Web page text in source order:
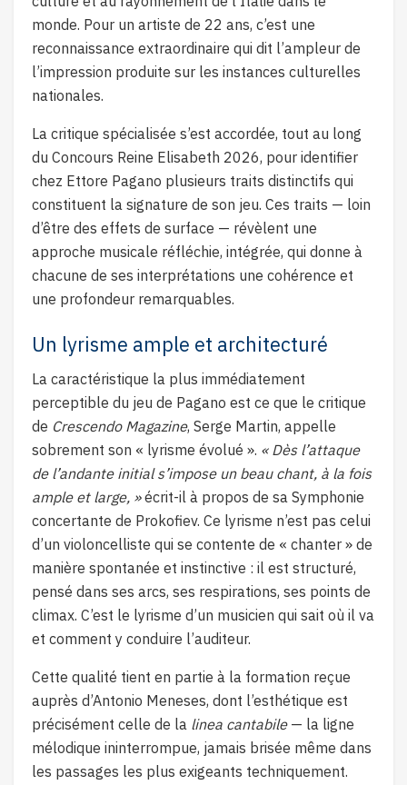
monde. Pour un artiste de 22 ans, c’est une
reconnaissance extraordinaire qui dit l’ampleur de
l’impression produite sur les instances culturelles
nationales.
La critique spécialisée s’est accordée, tout au long
du Concours Reine Elisabeth 2026, pour identifier
chez Ettore Pagano plusieurs traits distinctifs qui
constituent la signature de son jeu. Ces traits — loin
d’être des effets de surface — révèlent une
approche musicale réfléchie, intégrée, qui donne à
chacune de ses interprétations une cohérence et
une profondeur remarquables.
Un lyrisme ample et architecturé
La caractéristique la plus immédiatement
perceptible du jeu de Pagano est ce que le critique
de Crescendo Magazine, Serge Martin, appelle
sobrement son « lyrisme évolué ». « Dès l’attaque
de l’andante initial s’impose un beau chant, à la fois
ample et large, »écrit-il à propos de sa Symphonie
concertante de Prokofiev. Ce lyrisme n’est pas celui
d’un violoncelliste qui se contente de « chanter » de
manière spontanée et instinctive : il est structuré,
pensé dans ses arcs, ses respirations, ses points de
climax. C’est le lyrisme d’un musicien qui sait où il va
et comment y conduire l’auditeur.
Cette qualité tient en partie à la formation reçue
auprès d’Antonio Meneses, dont l’esthétique est
précisément celle de la linea cantabile— la ligne
mélodique ininterrompue, jamais brisée même dans
les passages les plus exigeants techniquement.